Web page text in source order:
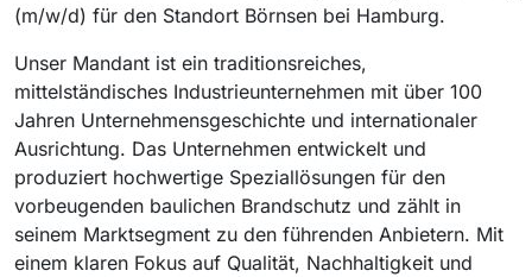
(m/w/d) für den Standort Börnsen bei Hamburg.
Unser Mandant ist ein traditionsreiches,
mittelständisches Industrieunternehmen mit über 100
Jahren Unternehmensgeschichte und internationaler
Ausrichtung. Das Unternehmen entwickelt und
produziert hochwertige Speziallösungen für den
vorbeugenden baulichen Brandschutz und zählt in
seinem Marktsegment zu den führenden Anbietern. Mit
einem klaren Fokus auf Qualität, Nachhaltigkeit und